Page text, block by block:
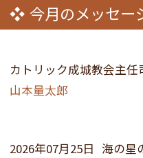
今月のメッセー
カトリック成城教会主任
山本量太郎
2026年07月25日 海の星